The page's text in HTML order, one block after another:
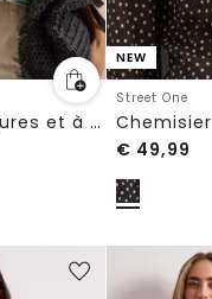
Chemisier à rayures et à nœuds
NEW
Street One
€ 49,99